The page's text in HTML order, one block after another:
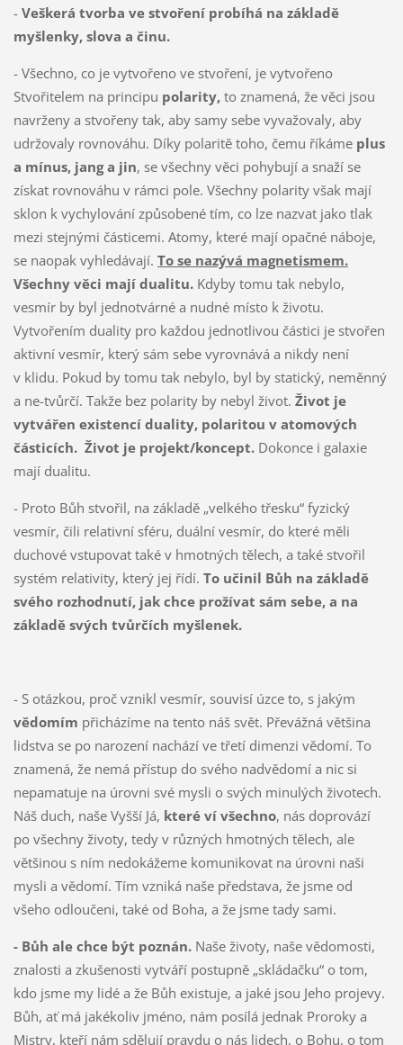
- Veškerá tvorba ve stvoření probíhá na základě
myšlenky, slova a činu.
- Všechno, co je vytvořeno ve stvoření, je vytvořeno
Stvořitelem na principu polarity, to znamená, že věci jsou
navrženy a stvořeny tak, aby samy sebe vyvažovaly, aby
udržovaly rovnováhu. Díky polaritě toho, čemu říkáme plus
a mínus, jang a jin, se všechny věci pohybují a snaží se
získat rovnováhu v rámci pole. Všechny polarity však mají
sklon k vychylování způsobené tím, co lze nazvat jako tlak
mezi stejnými částicemi. Atomy, které mají opačné náboje,
se naopak vyhledávají. To se nazývá magnetismem.
Všechny věci mají dualitu.Kdyby tomu tak nebylo,
vesmír by byl jednotvárné a nudné místo k životu.
Vytvořením duality pro každou jednotlivou částici je stvořen
aktivní vesmír, který sám sebe vyrovnává a nikdy není
v klidu. Pokud by tomu tak nebylo, byl by statický, neměnný
a ne-tvůrčí. Takže bez polarity by nebyl život. Život je
vytvářen existencí duality, polaritou v atomových
částicích. Život je projekt/koncept.Dokonce i galaxie
mají dualitu.
- Proto Bůh stvořil, na základě „velkého třesku“ fyzický
vesmír, čili relativní sféru, duální vesmír, do které měli
duchové vstupovat také v hmotných tělech, a také stvořil
systém relativity, který jej řídí. To učinil Bůh na základě
svého rozhodnutí, jak chce prožívat sám sebe, a na
základě svých tvůrčích myšlenek.
- S otázkou, proč vznikl vesmír, souvisí úzce to, s jakým
vědomím přicházíme na tento náš svět. Převážná většina
lidstva se po narození nachází ve třetí dimenzi vědomí. To
znamená, že nemá přístup do svého nadvědomí a nic si
nepamatuje na úrovni své mysli o svých minulých životech.
Náš duch, naše Vyšší Já, které ví všechno, nás doprovází
po všechny životy, tedy v různých hmotných tělech, ale
většinou s ním nedokážeme komunikovat na úrovni naši
mysli a vědomí. Tím vzniká naše představa, že jsme od
všeho odloučeni, také od Boha, a že jsme tady sami.
- Bůh ale chce být poznán.Naše životy, naše vědomosti,
znalosti a zkušenosti vytváří postupně „skládačku“ o tom,
kdo jsme my lidé a že Bůh existuje, a jaké jsou Jeho projevy.
Bůh, ať má jakékoliv jméno, nám posílá jednak Proroky a
Mistry, kteří nám sdělují pravdu o nás lidech, o Bohu, o tom